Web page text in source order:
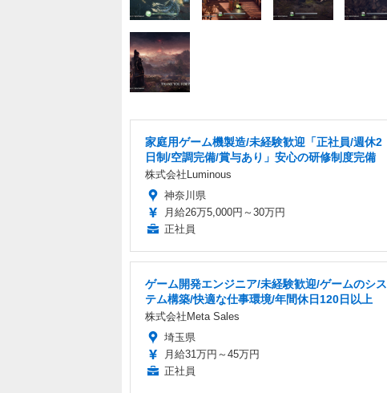
家庭用ゲーム機製造/未経験歓迎「正社員/週休2
日制/空調完備/賞与あり」安心の研修制度完備
株式会社Luminous
神奈川県
月給26万5,000円～30万円
正社員
ゲーム開発エンジニア/未経験歓迎/ゲームのシス
テム構築/快適な仕事環境/年間休日120日以上
株式会社Meta Sales
埼玉県
月給31万円～45万円
正社員